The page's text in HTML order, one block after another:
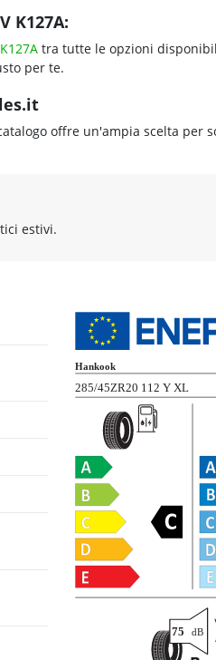
K127A:
tra tutte le opzioni
per te.
offre un'ampia scelta per
estivi.